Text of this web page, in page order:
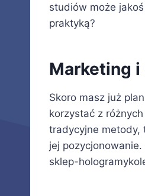
studiów może
praktyką?
Marketing
Skoro masz już
korzystać z
tradycyjne metody,
jej
sklep-